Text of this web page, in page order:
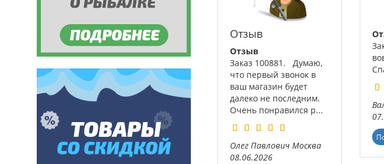
Отзыв
Отзыв
Заказ 100881. Думаю,
что первый звонок в
ваш магазин будет
далеко не последним.
Очень понравился р...
Олег Павлович Москва
08.06.2026